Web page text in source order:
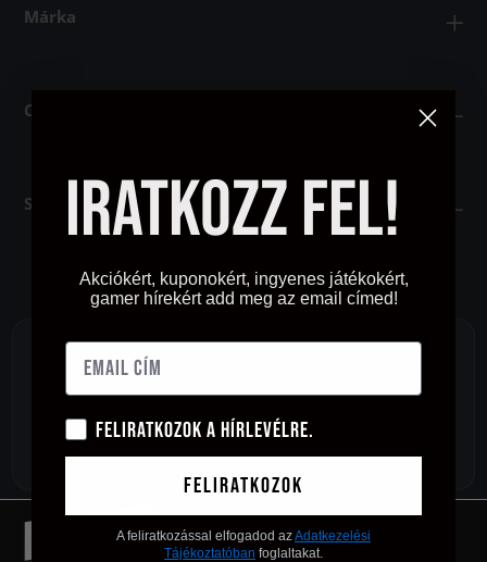
Márka
Csatlakozó
Szín
No products were found matching your
selection.
Iratkozz fel!
Akciókért, kuponokért, ingyenes játékokért,
gamer hírekért add meg az email címed!
Feliratkozok a hírlevélre.
Feliratkozok
A feliratkozással elfogadod azAdatkezelési
Tájékoztatóban foglaltakat.